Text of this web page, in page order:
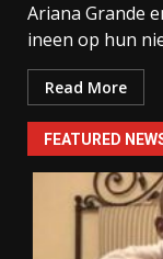
Ariana Grande
ineen op hun
Read More
FEATURED